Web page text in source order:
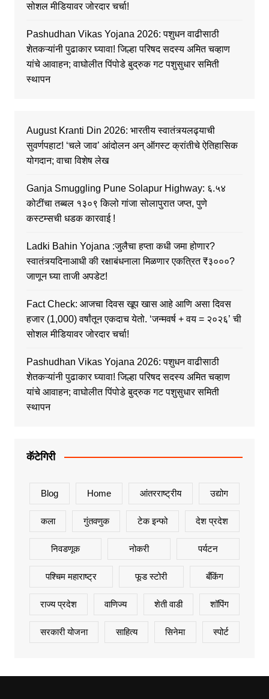
सोशल मीडियावर जोरदार चर्चा!
Pashudhan Vikas Yojana 2026: पशुधन वाढीसाठी
शेतकऱ्यांनी पुढाकार घ्यावा! जिल्हा परिषद सदस्य अमित चव्हाण
यांचे आवाहन; वाघोलीत पिंपोडे बुद्रुक गट पशुसुधार समिती
स्थापन
August Kranti Din 2026: भारतीय स्वातंत्र्यलढ्याची
सुवर्णपहाट! ‘चले जाव’ आंदोलन अन् ऑगस्ट क्रांतीचे ऐतिहासिक
योगदान; वाचा विशेष लेख
Ganja Smuggling Pune Solapur Highway: ६.५४
कोटींचा तब्बल १३०९ किलो गांजा सोलापुरात जप्त, पुणे
कस्टम्सची धडक कारवाई !
Ladki Bahin Yojana :जुलैचा हप्ता कधी जमा होणार?
स्वातंत्र्यदिनाआधी की रक्षाबंधनाला मिळणार एकत्रित ₹३०००?
जाणून घ्या ताजी अपडेट!
Fact Check: आजचा दिवस खूप खास आहे आणि असा दिवस
हजार (1,000) वर्षांतून एकदाच येतो. ‘जन्मवर्ष + वय = २०२६’ ची
सोशल मीडियावर जोरदार चर्चा!
Pashudhan Vikas Yojana 2026: पशुधन वाढीसाठी
शेतकऱ्यांनी पुढाकार घ्यावा! जिल्हा परिषद सदस्य अमित चव्हाण
यांचे आवाहन; वाघोलीत पिंपोडे बुद्रुक गट पशुसुधार समिती
स्थापन
कॅटेगिरी
Blog Home आंतरराष्ट्रीय उद्योग
कला गुंतवणुक टेक इन्फो देश प्रदेश
निवडणूक नोकरी पर्यटन
पश्चिम महाराष्ट्र फूड स्टोरी बँकिंग
राज्य प्रदेश वाणिज्य शेती वाडी शॉपिंग
सरकारी योजना साहित्य सिनेमा स्पोर्ट